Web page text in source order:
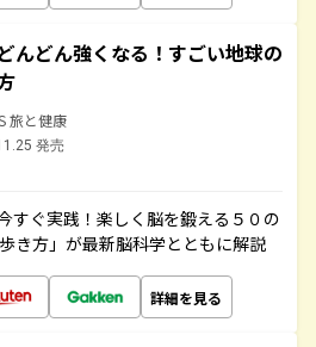
んどん強くなる！すごい地球の
旅と健康
発売
すぐ実践！楽しく脳を鍛える５０の
き方」が最新脳科学とともに解説
詳細を見る